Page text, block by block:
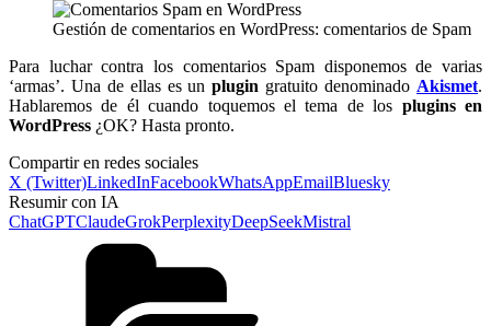
Gestión de comentarios en WordPress: comentarios de Spam
Para luchar contra los comentarios Spam disponemos de varias
‘armas’. Una de ellas es unplugin gratuito denominado Akismet.
Hablaremos de él cuando toquemos el tema de los plugins en
WordPress ¿OK? Hasta pronto.
Compartir en redes sociales
X (Twitter)LinkedInFacebookWhatsAppEmailBluesky
Resumir con IA
ChatGPTClaudeGrokPerplexityDeepSeekMistral